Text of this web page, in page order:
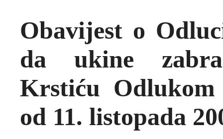
Obavijest o
da ukine
Krstiću Odlukom
od 11. listopada